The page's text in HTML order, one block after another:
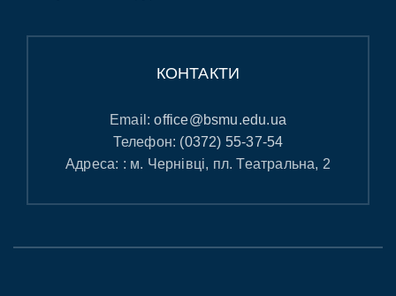
КОНТАКТИ
Email:office@bsmu.edu.ua
Телефон: (0372) 55-37-54
Адреса: : м. Чернівці, пл. Театральна, 2